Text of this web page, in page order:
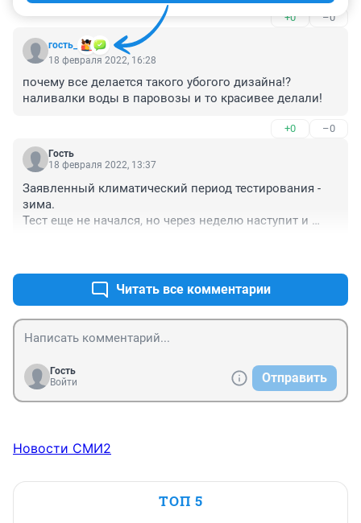
+0 –0
гость_
18 февраля 2022, 16:28
почему все делается такого убогого дизайна!?
наливалки воды в паровозы и то красивее делали!
+0 –0
Гость
18 февраля 2022, 13:37
Заявленный климатический период тестирования -
зима.
Тест еще не начался, но через неделю наступит и
Читать все комментарии
Гость
Войти
Отправить
Новости СМИ2
ТОП 5